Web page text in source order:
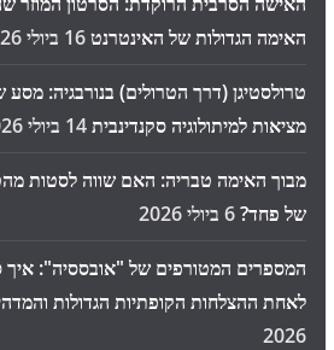
האימה הגדולות של האינטרנט16 ביולי 2026
מציאות למיתולוגיה סקנדינבית14 ביולי 2026
מבוך האימה טבריה: האם שווה לסטות
של פחד?6 ביולי 2026
המספרים המטורפים של "אובססיה":
לאחת ההצלחות הקופתיות הגדולות
2026